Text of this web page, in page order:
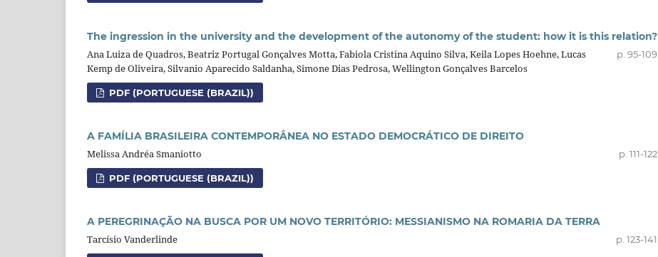
The ingression in the university and the development of the autonomy of the student: how it is this relation?
Ana Luiza de Quadros, Beatriz Portugal Gonçalves Motta, Fabiola Cristina Aquino Silva, Keila Lopes Hoehne, Lucas
Kemp de Oliveira, Silvanio Aparecido Saldanha, Simone Dias Pedrosa, Wellington Gonçalves Barcelos
p. 95-109
PDF (PORTUGUESE (BRAZIL))
A FAMÍLIA BRASILEIRA CONTEMPORÂNEA NO ESTADO DEMOCRÁTICO DE DIREITO
Melissa Andréa Smaniotto
p. 111-122
PDF (PORTUGUESE (BRAZIL))
A PEREGRINAÇÃO NA BUSCA POR UM NOVO TERRITÓRIO: MESSIANISMO NA ROMARIA DA TERRA
Tarcísio Vanderlinde
p. 123-141